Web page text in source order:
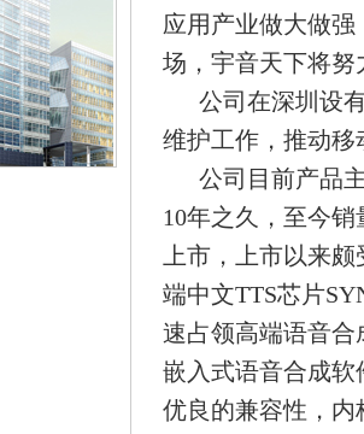
应用产业做大做
场，宇音天下将
公司在深圳设
维护工作，推动
公司目前产品
10年之久，至今销
上市，上市以来
端中文TTS芯片
速占领高端语音合
嵌入式语音合成软
优良的兼容性，